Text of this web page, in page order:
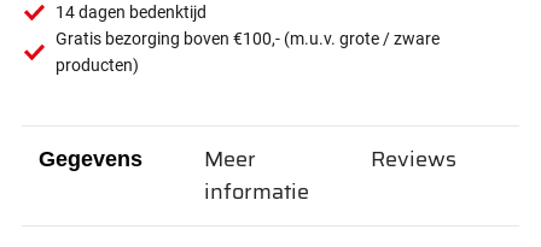
14 dagen bedenktijd
Gratis bezorging boven €100,- (m.u.v. grote / zware
producten)
Gegevens
Meer
informatie
Reviews